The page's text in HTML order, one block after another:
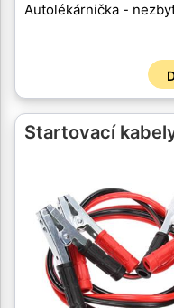
Autolékárnička -
Startovací